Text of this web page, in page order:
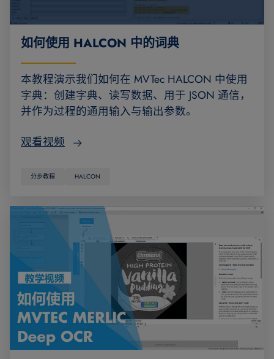
如何使用 HALCON 中的词典
本教程演示我们如何在 MVTec HALCON 中使用
字典：创建字典、读写数据、用于 JSON 通信，
并作为过程的通用输入与输出参数。
观看视频
分步教程 HALCON